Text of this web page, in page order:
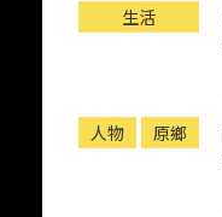
生活
人物 原鄉